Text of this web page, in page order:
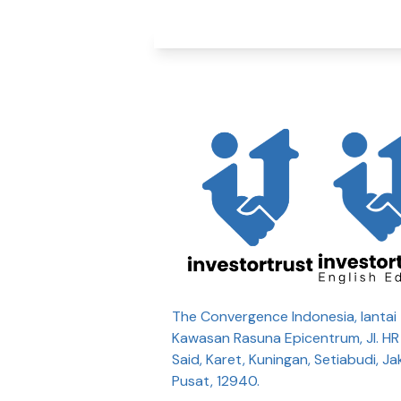
The Convergence Indonesia, lantai
Kawasan Rasuna Epicentrum, Jl.
Said, Karet, Kuningan, Setiabudi,
Pusat, 12940.